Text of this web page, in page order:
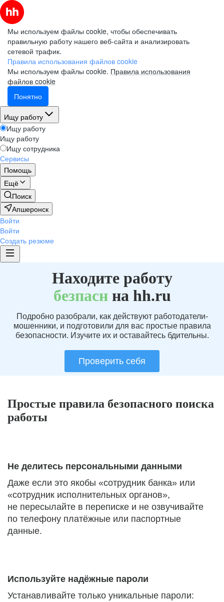
Мы используем файлы cookie, чтобы обеспечивать
правильную работу нашего веб-сайта и анализировать
сетевой трафик.
Правила использования файлов cookie
Мы используем файлы cookie. Правила использования
файлов cookie
Понятно
Ищу работу
Ищу работу
Ищу работу
Ищу сотрудника
Сервисы
Помощь
Ещё
Поиск
Апшеронск
Войти
Войти
Создать резюме
Находите работу
безпаснна hh.ru
Подробно разобрали, как действуют работодатели-
мошенники, и подготовили для вас простые правила
безопасности. Изучите их и оставайтесь бдительны.
Проверить себя
Простые правила безопасного поиска
работы
Не делитесь персональными данными
Даже если это якобы «сотрудник банка» или
«сотрудник исполнительных органов»,
не пересылайте в переписке и не озвучивайте
по телефону платёжные или паспортные
данные.
Используйте надёжные пароли
Устанавливайте только уникальные пароли: